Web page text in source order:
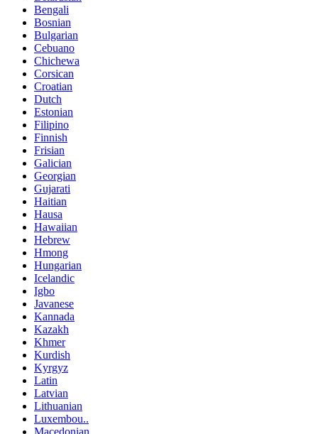
Bengali
Bosnian
Bulgarian
Cebuano
Chichewa
Corsican
Croatian
Dutch
Estonian
Filipino
Finnish
Frisian
Galician
Georgian
Gujarati
Haitian
Hausa
Hawaiian
Hebrew
Hmong
Hungarian
Icelandic
Igbo
Javanese
Kannada
Kazakh
Khmer
Kurdish
Kyrgyz
Latin
Latvian
Lithuanian
Luxembou..
Macedonian